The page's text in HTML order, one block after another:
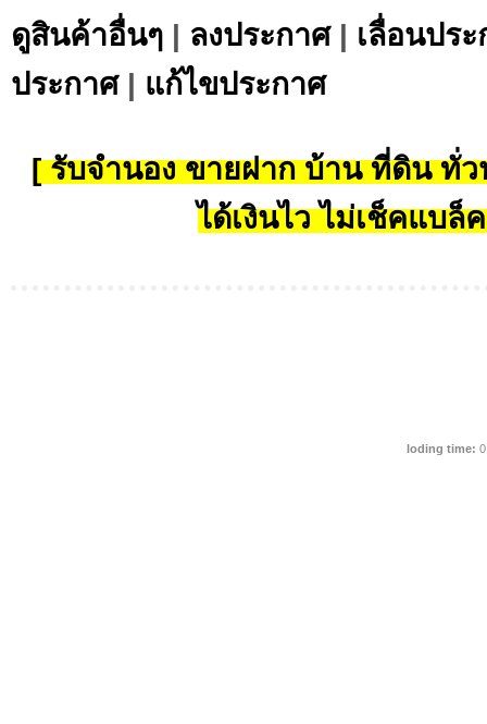
ดูสินค้าอื่นๆ | ลงประกาศ| เลื่อนปร
ประกาศ| แก้ไขประกาศ
[ รับจำนอง ขายฝาก บ้าน ที่ดิน ทั่ว
ได้เงินไว ไม่เช็คแบล็
loding time: